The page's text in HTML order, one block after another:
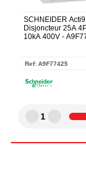
SCHNEIDER
Disjoncteur 25A
10kA 400V -
Ref: A9F77425
1